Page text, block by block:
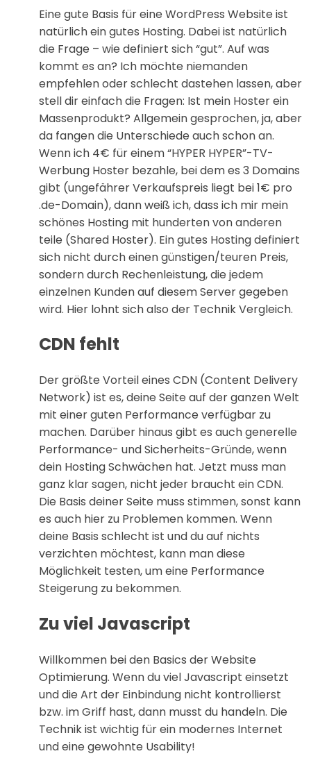
Eine gute Basis für eine WordPress Website ist
natürlich ein gutes Hosting. Dabei ist natürlich
die Frage – wie definiert sich “gut”. Auf was
kommt es an? Ich möchte niemanden
empfehlen oder schlecht dastehen lassen, aber
stell dir einfach die Fragen: Ist mein Hoster ein
Massenprodukt? Allgemein gesprochen, ja, aber
da fangen die Unterschiede auch schon an.
Wenn ich 4€ für einem “HYPER HYPER”-TV-
Werbung Hoster bezahle, bei dem es 3 Domains
gibt (ungefährer Verkaufspreis liegt bei 1€ pro
.de-Domain), dann weiß ich, dass ich mir mein
schönes Hosting mit hunderten von anderen
teile (Shared Hoster). Ein gutes Hosting definiert
sich nicht durch einen günstigen/teuren Preis,
sondern durch Rechenleistung, die jedem
einzelnen Kunden auf diesem Server gegeben
wird. Hier lohnt sich also der Technik Vergleich.
CDN fehlt
Der größte Vorteil eines CDN (Content Delivery
Network) ist es, deine Seite auf der ganzen Welt
mit einer guten Performance verfügbar zu
machen. Darüber hinaus gibt es auch generelle
Performance- und Sicherheits-Gründe, wenn
dein Hosting Schwächen hat. Jetzt muss man
ganz klar sagen, nicht jeder braucht ein CDN.
Die Basis deiner Seite muss stimmen, sonst kann
es auch hier zu Problemen kommen. Wenn
deine Basis schlecht ist und du auf nichts
verzichten möchtest, kann man diese
Möglichkeit testen, um eine Performance
Steigerung zu bekommen.
Zu viel Javascript
Willkommen bei den Basics der Website
Optimierung. Wenn du viel Javascript einsetzt
und die Art der Einbindung nicht kontrollierst
bzw. im Griff hast, dann musst du handeln. Die
Technik ist wichtig für ein modernes Internet
und eine gewohnte Usability!